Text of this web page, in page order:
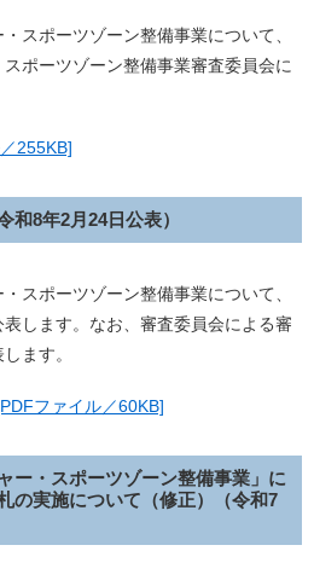
スポーツゾーン整備事業について、
ポーツゾーン整備事業審査委員会に
255KB]
和8年2月24日公表）
スポーツゾーン整備事業について、
します。なお、審査委員会による審
ます。
ファイル／60KB]
ー・スポーツゾーン整備事業」に
の実施について（修正）（令和7